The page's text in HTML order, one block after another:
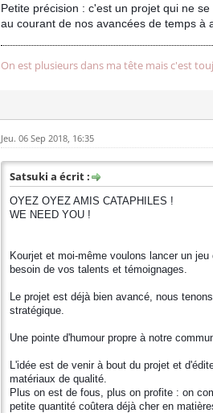
Petite précision : c'est un projet qui ne
au courant de nos avancées de temps à
On est plusieurs dans ma tête mais c'est
Jeu. 06 Sep 2018, 16:35
Satsuki a écrit :
OYEZ OYEZ AMIS CATAPHILES !
WE NEED YOU !
Kourjet et moi-même voulons lancer un
besoin de vos talents et témoignages.
Le projet est déjà bien avancé, nous
stratégique.
Une pointe d'humour propre à notre
L'idée est de venir à bout du projet et
matériaux de qualité.
Plus on est de fous, plus on profite : on
petite quantité coûtera déjà cher en